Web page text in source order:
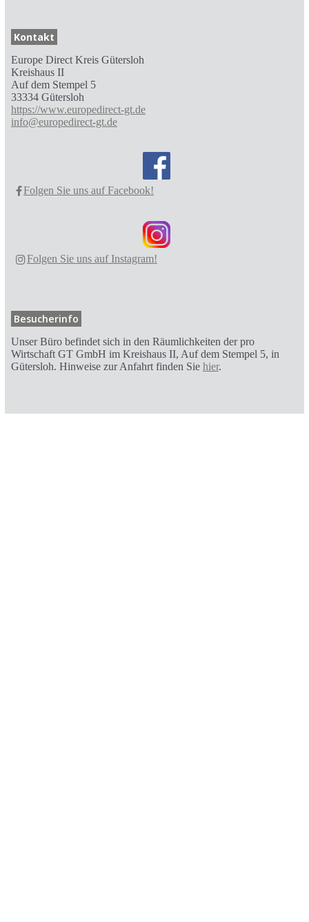
Kontakt
Europe Direct Kreis Gütersloh
Kreishaus II
Auf dem Stempel 5
33334 Gütersloh
https://www.europedirect-gt.de
info@europedirect-gt.de
Folgen Sie uns auf Facebook!
Folgen Sie uns auf Instagram!
Besucherinfo
Unser Büro befindet sich in den Räumlichkeiten der pro
Wirtschaft GT GmbH im Kreishaus II, Auf dem Stempel 5, in
Gütersloh. Hinweise zur Anfahrt finden Sie hier.